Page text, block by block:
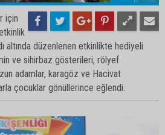
altında düzenlenen etkinlikte hediyeli
ve sihirbaz gösterileri, rölyef
adamlar, karagöz ve Hacivat
çocuklar gönüllerince eğlendi.